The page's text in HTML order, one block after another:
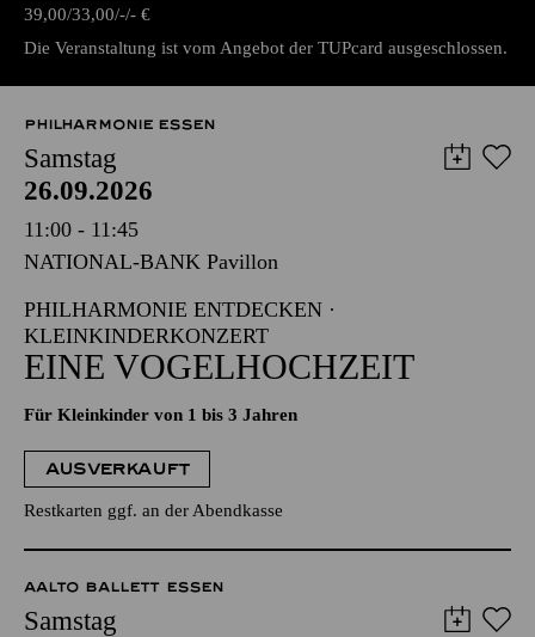
39,00 33,00 - - €
Die Veranstaltung ist vom Angebot der TUPcard ausgeschlossen.
PHILHARMONIE ESSEN
Samstag
26.09.2026
11:00 - 11:45
NATIONAL-BANK Pavillon
PHILHARMONIE ENTDECKEN ·
KLEINKINDERKONZERT
EINE VOGELHOCHZEIT
Für Kleinkinder von 1 bis 3 Jahren
AUSVERKAUFT
Restkarten ggf. an der Abendkasse
AALTO BALLETT ESSEN
Samstag